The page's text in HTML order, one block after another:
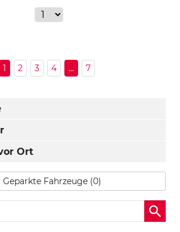
1 2 3 4 ... 7
Ort
Geparkte Fahrzeuge (0)